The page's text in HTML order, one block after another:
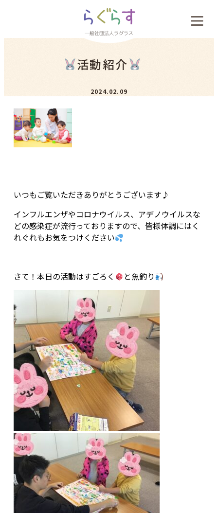
料金案内
新着情報
活動紹介
2024.02.09
いつもご覧いただきありがとうございます♪
インフルエンザやコロナウイルス、アデノウイルスな
どの感染症が流行っておりますので、皆様体調にはく
れぐれもお気をつけください
さて！本日の活動はすごろく と魚釣り